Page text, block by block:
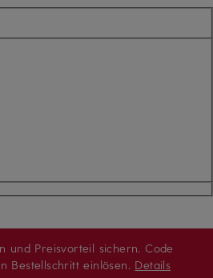
und Preisvorteil sichern. Code
Bestellschritt einlösen. Details